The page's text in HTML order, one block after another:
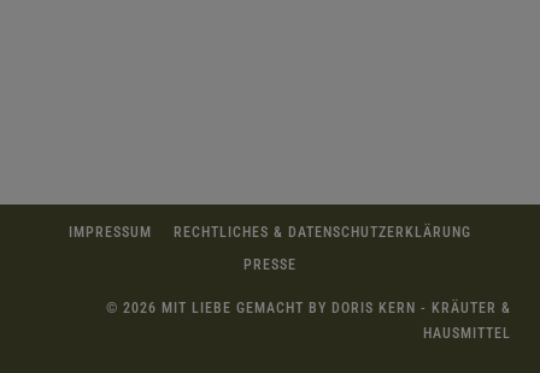
IMPRESSUM
RECHTLICHES & DATENSCHUTZERKLÄRUNG
PRESSE
© 2026 MIT LIEBE GEMACHT BY DORIS KERN - KRÄUTER &
HAUSMITTEL